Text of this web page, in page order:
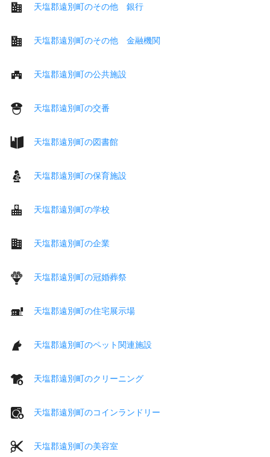
天塩郡遠別町のその他 銀行
天塩郡遠別町のその他 金融機関
天塩郡遠別町の公共施設
天塩郡遠別町の交番
天塩郡遠別町の図書館
天塩郡遠別町の保育施設
天塩郡遠別町の学校
天塩郡遠別町の企業
天塩郡遠別町の冠婚葬祭
天塩郡遠別町の住宅展示場
天塩郡遠別町のペット関連施設
天塩郡遠別町のクリーニング
天塩郡遠別町のコインランドリー
天塩郡遠別町の美容室